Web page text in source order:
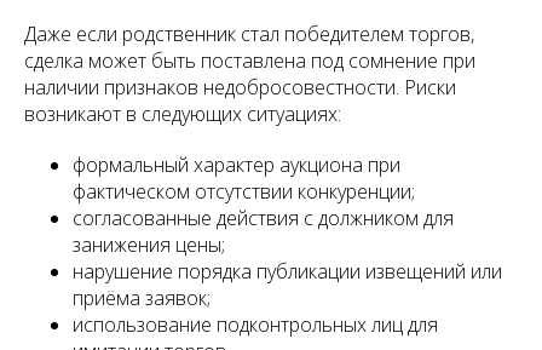
Даже если родственник стал победителем торгов,
сделка может быть поставлена под сомнение при
наличии признаков недобросовестности. Риски
возникают в следующих ситуациях:
формальный характер аукциона при
фактическом отсутствии конкуренции;
согласованные действия с должником для
занижения цены;
нарушение порядка публикации извещений или
приёма заявок;
использование подконтрольных лиц для